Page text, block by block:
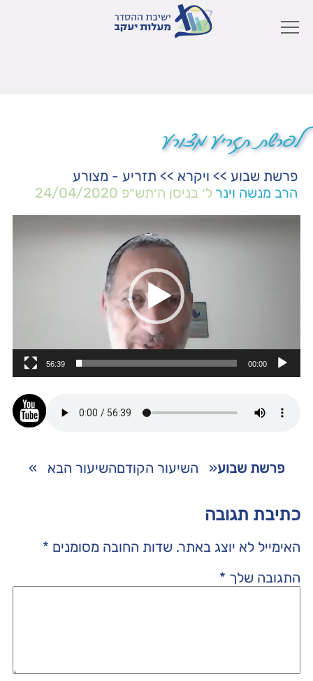
לפרשת תזריע מצורע
פרשת שבוע >> ויקרא >> תזריע - מצורע
הרב מנשה וינר ל׳ בניסן ה׳תש״פ 24/04/2020
00:00
56:39
פרשת שבוע« השיעור הקודםהשיעור הבא »
כתיבת תגובה
האימייל לא יוצג באתר. שדות החובה מסומנים *
התגובה שלך *